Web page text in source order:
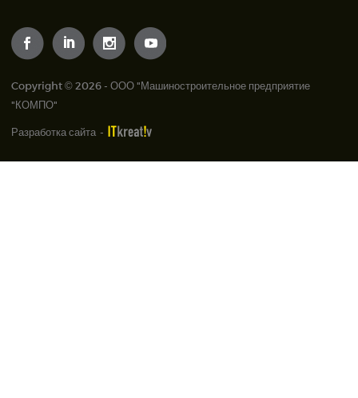
Copyright © 2026 - ООО "Машиностроительное предприятие
"КОМПО"
Разработка сайта -